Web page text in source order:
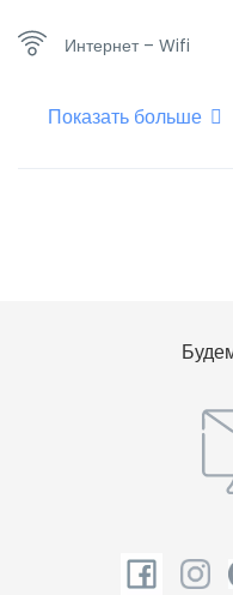
Интернет – Wifi
Отопление
Показать больше